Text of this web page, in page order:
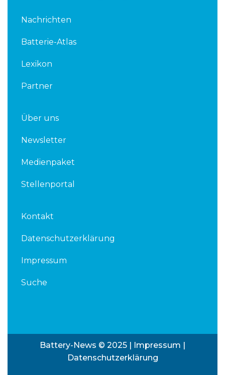
Nachrichten
Batterie-Atlas
Lexikon
Partner
Über uns
Newsletter
Medienpaket
Stellenportal
Kontakt
Datenschutzerklärung
Impressum
Suche
Battery-News © 2025 | Impressum |
Datenschutzerklärung